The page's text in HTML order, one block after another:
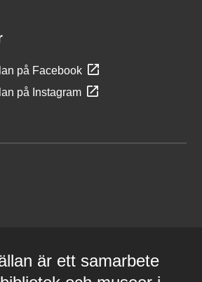
på Facebook
på Instagram
är ett samarbete